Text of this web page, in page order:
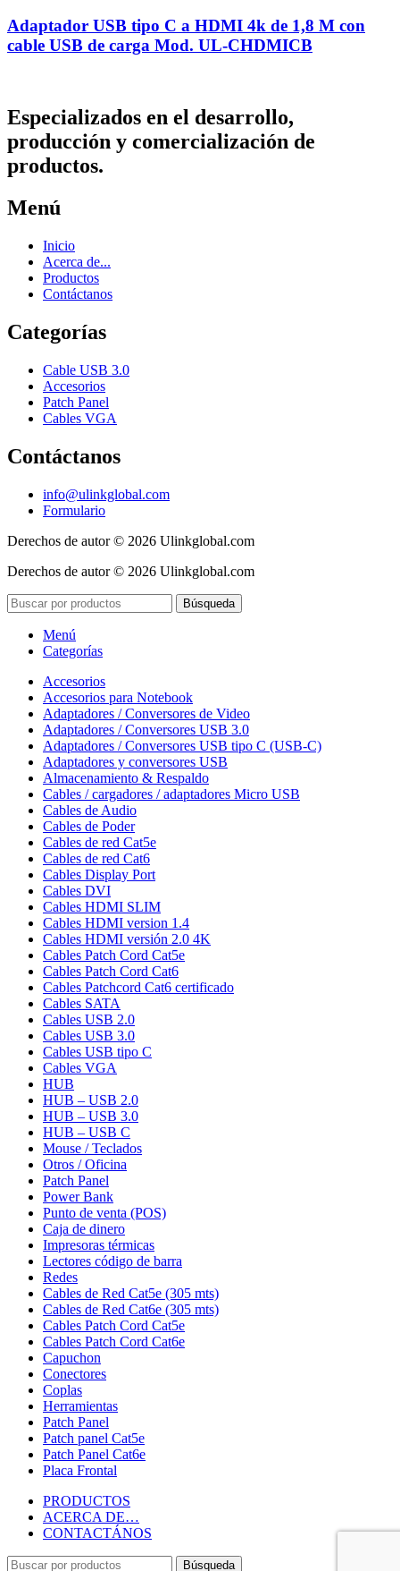
Adaptador USB tipo C a HDMI 4k de 1,8 M con
cable USB de carga Mod. UL-CHDMICB
Especializados en el desarrollo,
producción y comercialización de
productos.
Menú
Inicio
Acerca de...
Productos
Contáctanos
Categorías
Cable USB 3.0
Accesorios
Patch Panel
Cables VGA
Contáctanos
info@ulinkglobal.com
Formulario
Derechos de autor © 2026 Ulinkglobal.com
Derechos de autor © 2026 Ulinkglobal.com
Búsqueda
Menú
Categorías
Accesorios
Accesorios para Notebook
Adaptadores / Conversores de Video
Adaptadores / Conversores USB 3.0
Adaptadores / Conversores USB tipo C (USB-C)
Adaptadores y conversores USB
Almacenamiento & Respaldo
Cables / cargadores / adaptadores Micro USB
Cables de Audio
Cables de Poder
Cables de red Cat5e
Cables de red Cat6
Cables Display Port
Cables DVI
Cables HDMI SLIM
Cables HDMI version 1.4
Cables HDMI versión 2.0 4K
Cables Patch Cord Cat5e
Cables Patch Cord Cat6
Cables Patchcord Cat6 certificado
Cables SATA
Cables USB 2.0
Cables USB 3.0
Cables USB tipo C
Cables VGA
HUB
HUB – USB 2.0
HUB – USB 3.0
HUB – USB C
Mouse / Teclados
Otros / Oficina
Patch Panel
Power Bank
Punto de venta (POS)
Caja de dinero
Impresoras térmicas
Lectores código de barra
Redes
Cables de Red Cat5e (305 mts)
Cables de Red Cat6e (305 mts)
Cables Patch Cord Cat5e
Cables Patch Cord Cat6e
Capuchon
Conectores
Coplas
Herramientas
Patch Panel
Patch panel Cat5e
Patch Panel Cat6e
Placa Frontal
PRODUCTOS
ACERCA DE…
CONTACTÁNOS
Búsqueda